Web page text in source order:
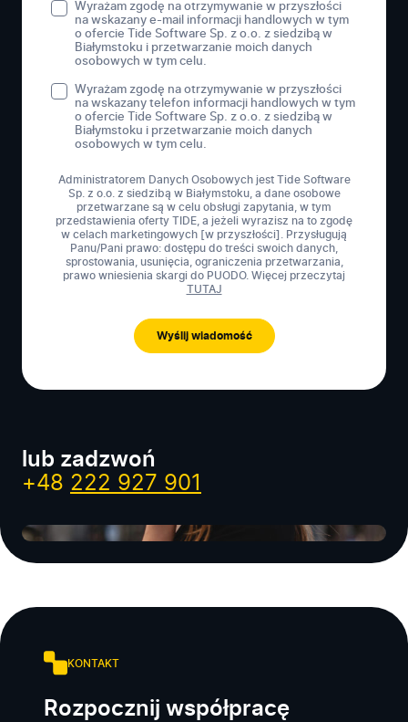
Wyrażam zgodę na otrzymywanie w przyszłości
na wskazany e-mail informacji handlowych w tym
o ofercie Tide Software Sp. z o.o. z siedzibą w
Białymstoku i przetwarzanie moich danych
osobowych w tym celu.
Wyrażam zgodę na otrzymywanie w przyszłości
na wskazany telefon informacji handlowych w tym
o ofercie Tide Software Sp. z o.o. z siedzibą w
Białymstoku i przetwarzanie moich danych
osobowych w tym celu.
Administratorem Danych Osobowych jest Tide Software
Sp. z o.o. z siedzibą w Białymstoku, a dane osobowe
przetwarzane są w celu obsługi zapytania, w tym
przedstawienia oferty TIDE, a jeżeli wyrazisz na to zgodę
w celach marketingowych [w przyszłości]. Przysługują
Panu/Pani prawo: dostępu do treści swoich danych,
sprostowania, usunięcia, ograniczenia przetwarzania,
prawo wniesienia skargi do PUODO. Więcej przeczytaj
TUTAJ
lub zadzwoń
+48 222 927 901
KONTAKT
Rozpocznij współpracę